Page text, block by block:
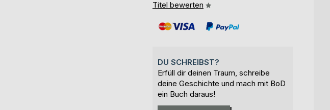
Titel bewerten
DU SCHREIBST?
Erfüll dir deinen Traum, schreibe
deine Geschichte und mach mit BoD
ein Buch daraus!